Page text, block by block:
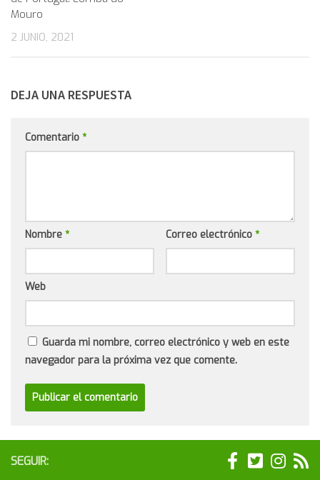
Mouro
2 JUNIO, 2021
DEJA UNA RESPUESTA
Comentario *
Nombre * Correo electrónico *
Web
Guarda mi nombre, correo electrónico y web en este
navegador para la próxima vez que comente.
SEGUIR: